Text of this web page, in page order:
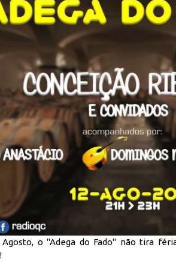
o "Adega do Fado" não tira